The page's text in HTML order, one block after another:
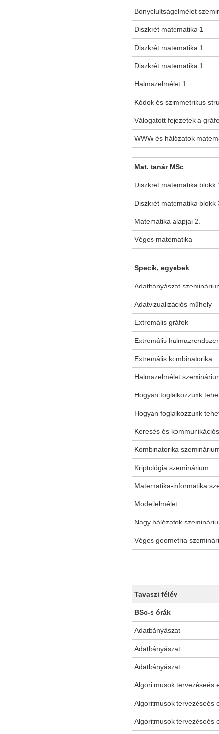
Bonyolultságelmélet
Diszkrét matematika 1
Diszkrét matematika 1
Diszkrét matematika 1
Halmazelmélet 1
Kódok és szimmetrikus
Válogatott fejezetek a
WWW és hálózatok
Mat. tanár MSc
Diszkrét matematika
Diszkrét matematika blokk
Matematika alapjai 2.
Véges matematika
Specik, egyebek
Adatbányászat
Adatvizualizációs műhely
Extremális gráfok
Extremális
Extremális kombinatorika
Halmazelmélet
Hogyan foglalkozzunk
Hogyan foglalkozzunk
Keresés és
Kombinatorika
Kriptológia szeminárium
Matematika-informatika
Modellelmélet
Nagy hálózatok
Véges geometria
Tavaszi félév
BSc-s órák
Adatbányászat
Adatbányászat
Adatbányászat
Algoritmusok tervezéseés
Algoritmusok tervezéseés
Algoritmusok tervezéseés